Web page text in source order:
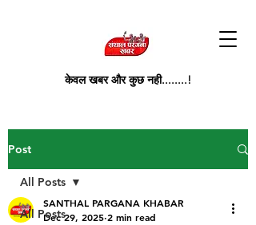
केवल खबर और कुछ नही........!
Post
All Posts
All Posts
SANTHAL PARGANA KHABAR
Dec 29, 2025 2 min read